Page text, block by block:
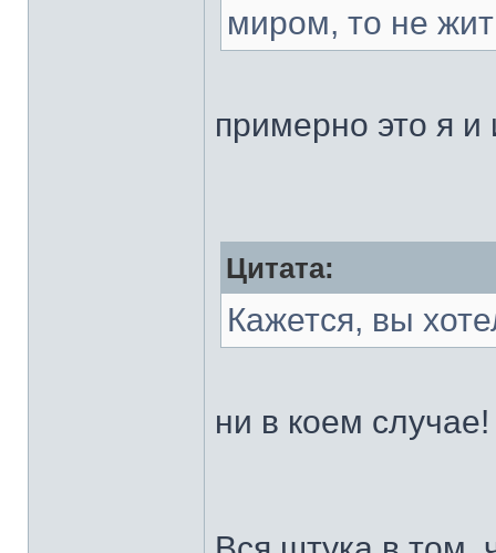
миром, то не
примерно это я и
Цитата:
Кажется, вы
ни в коем случае!